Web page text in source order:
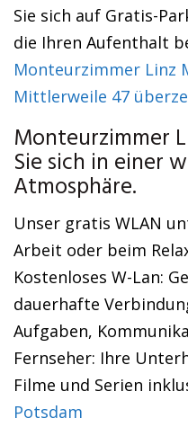
Sie sich auf Gratis-
die Ihren Aufenthalt
Monteurzimmer Linz
Mittlerweile 47
Monteurzimmer
Sie sich in einer
Atmosphäre.
Unser gratis WLAN
Arbeit oder beim
Kostenloses W-Lan:
dauerhafte
Aufgaben,
Fernseher: Ihre
Filme und Serien
Potsdam